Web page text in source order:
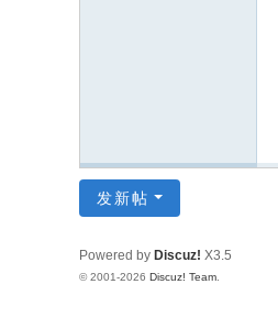
发新帖
Powered by Discuz! X3.5
© 2001-2026 Discuz! Team